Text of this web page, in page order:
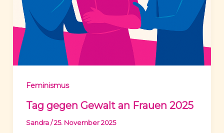
Feminismus
Tag gegen Gewalt an Frauen 2025
Sandra/25. November 2025